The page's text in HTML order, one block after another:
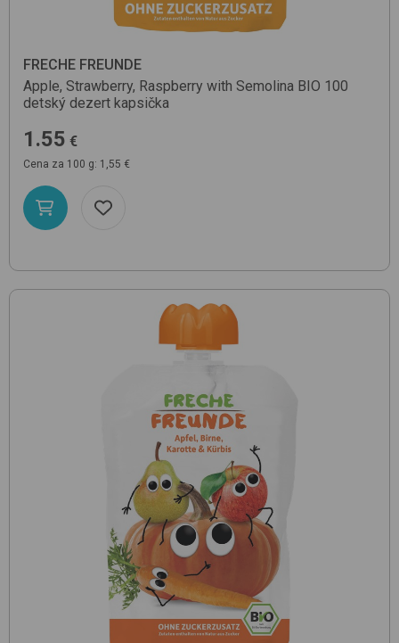
FRECHE FREUNDE
Apple, Strawberry, Raspberry with Semolina BIO 100
detský dezert kapsička
1.55 €
Cena za 100 g: 1,55 €